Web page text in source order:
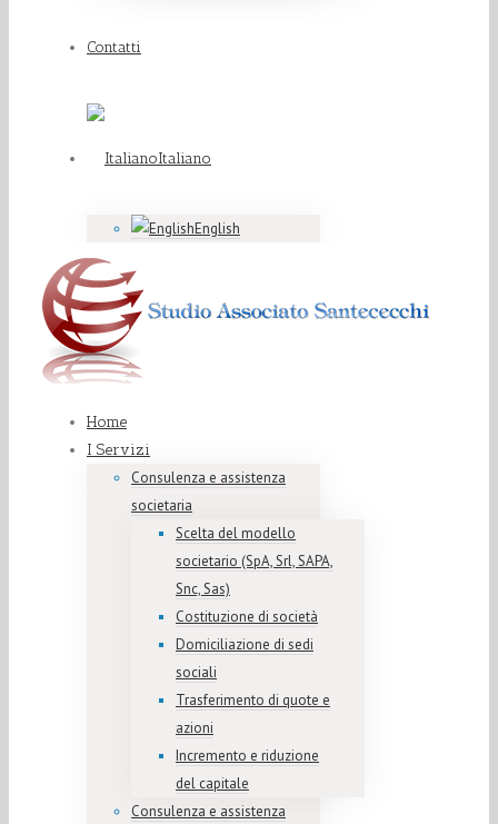
Contatti
Italiano
English
Home
I Servizi
Consulenza e assistenza
societaria
Scelta del modello
societario (SpA, Srl, SAPA,
Snc, Sas)
Costituzione di società
Domiciliazione di sedi
sociali
Trasferimento di quote e
azioni
Incremento e riduzione
del capitale
Consulenza e assistenza